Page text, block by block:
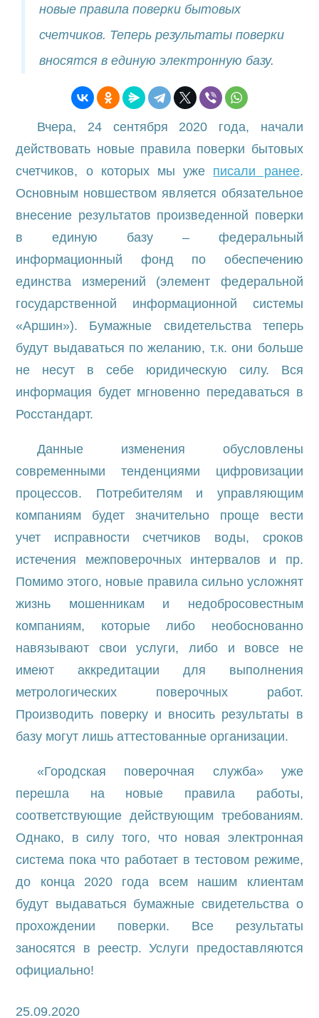
новые правила поверки бытовых
счетчиков. Теперь результаты поверки
вносятся в единую электронную базу.
Вчера, 24 сентября 2020 года, начали
действовать новые правила поверки бытовых
счетчиков, о которых мы уже писали ранее.
Основным новшеством является обязательное
внесение результатов произведенной поверки
в единую базу – федеральный
информационный фонд по обеспечению
единства измерений (элемент федеральной
государственной информационной системы
«Аршин»). Бумажные свидетельства теперь
будут выдаваться по желанию, т.к. они больше
не несут в себе юридическую силу. Вся
информация будет мгновенно передаваться в
Росстандарт.
Данные изменения обусловлены
современными тенденциями цифровизации
процессов. Потребителям и управляющим
компаниям будет значительно проще вести
учет исправности счетчиков воды, сроков
истечения межповерочных интервалов и пр.
Помимо этого, новые правила сильно усложнят
жизнь мошенникам и недобросовестным
компаниям, которые либо необоснованно
навязывают свои услуги, либо и вовсе не
имеют аккредитации для выполнения
метрологических поверочных работ.
Производить поверку и вносить результаты в
базу могут лишь аттестованные организации.
«Городская поверочная служба» уже
перешла на новые правила работы,
соответствующие действующим требованиям.
Однако, в силу того, что новая электронная
система пока что работает в тестовом режиме,
до конца 2020 года всем нашим клиентам
будут выдаваться бумажные свидетельства о
прохождении поверки. Все результаты
заносятся в реестр. Услуги предоставляются
официально!
25.09.2020